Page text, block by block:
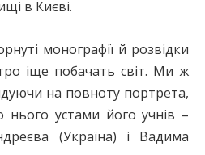
в Києві.
монографії й розвідки
іще побачать світ. Ми ж
на повноту портрета,
нього устами його учнів –
(Україна) і Вадима